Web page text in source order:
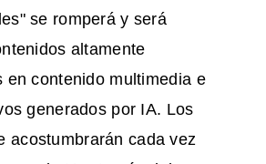
se romperá y será
altamente
en contenido multimedia e
generados por IA. Los
acostumbrarán cada vez